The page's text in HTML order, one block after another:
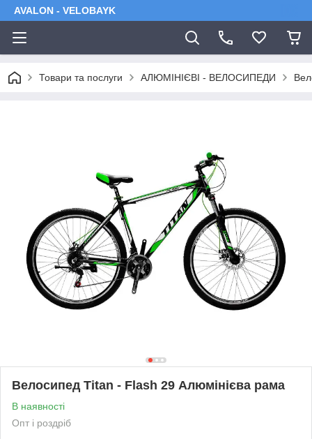
AVALON - VELOBAYK
Товари та послуги АЛЮМІНІЄВІ - ВЕЛОСИПЕДИ
Велосипед Titan - Flash 29 Алюмінієва рама
В наявності
Опт і роздріб